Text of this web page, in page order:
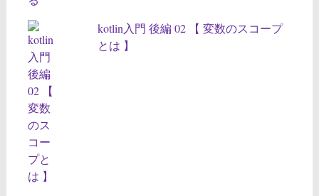
kotlin入門 後編 02 【 変数のスコープ
とは 】